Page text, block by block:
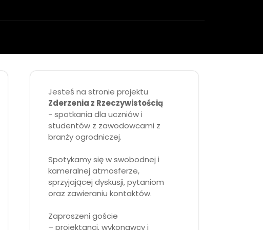
Jesteś na stronie projektu
Zderzenia z Rzeczywistością
- spotkania dla uczniów i
studentów z zawodowcami z
branży ogrodniczej.
Spotykamy się w swobodnej i
kameralnej atmosferze,
sprzyjającej dyskusji, pytaniom
oraz zawieraniu kontaktów.
Zaproszeni goście
– projektanci, wykonawcy i